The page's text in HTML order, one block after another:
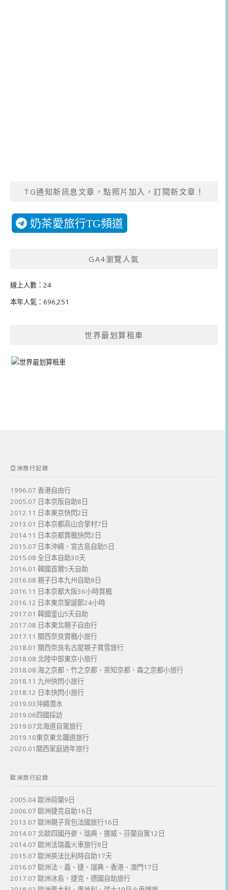
TG通知新訊息文章，點照片加入，訂閱新文章！
奶茶愛旅行TG頻道
GA4瀏覽人氣
線上人數：24
本年人氣：696,251
世界最划算租車
亞洲旅行記錄
1996.07 香港自由行
2005.07 日本京阪自助8日
2012.11 日本東京快閃2日
2013.01 日本京都高山合掌村7日
2014.11 日本京都賞楓快閃2日
2015.07 日本沖繩、宮古島自助5日
2015.08 全日本自助30天
2016.01 韓國首爾5天自助
2016.08 親子日本九州自助8日
2016.11 日本京都大阪36小時賞楓
2016.12 日本東京聖誕節24小時
2017.01 韓國釜山5天自助
2017.08 日本東北親子自由行
2017.11 關西奈良賞楓小旅行
2018.01 關西奈良名古屋親子賞雪旅行
2018.08 北陸中部東京小旅行
2018.08 海之京都、竹之京都、茶知京都、森之京都小旅行
2018.11 九州快閃小旅行
2018.12 日本快閃小旅行
2019.03沖繩潛水
2019.06四國採訪
2019.07北海道自駕旅行
2019.10東京東北鐵道旅行
2020.01關西家庭過年旅行
歐洲旅行記錄
2005.04 歐洲荷蘭9日
2006.07 歐洲捷克自助16日
2013.07 歐洲親子背包法國旅行16日
2014.07 北歐四國丹麥、瑞典、挪威、芬蘭自駕12日
2014.07 歐洲法瑞義火車旅行8日
2015.07 歐洲英法比利時自助17天
2016.07 歐洲法、義、捷、瑞典、香港、澳門17日
2017.07 歐洲冰島、捷克、德國自助旅行